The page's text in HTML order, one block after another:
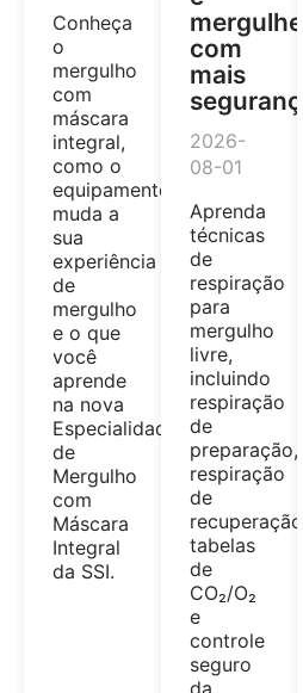
Conheça
o
mergulho
com
máscara
integral,
como o
equipamento
muda a
sua
experiência
de
mergulho
e o que
você
aprende
na nova
Especialidade
de
Mergulho
com
Máscara
Integral
da SSI.
mergulhe
com
mais
segurança
2026-
08-01
Aprenda
técnicas
de
respiração
para
mergulho
livre,
incluindo
respiração
de
preparação,
respiração
de
recuperação,
tabelas
de
CO₂/O₂
e
controle
seguro
da